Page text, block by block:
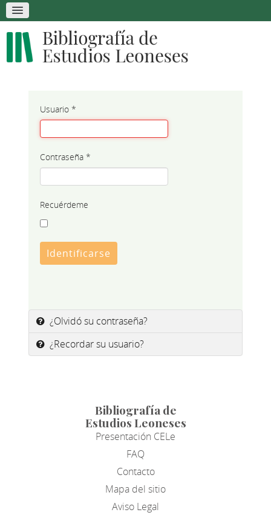
Usuario*
Contraseña*
Recuérdeme
Identificarse
¿Olvidó su contraseña?
¿Recordar su usuario?
Bibliografía de
Estudios Leoneses
Presentación CELe
FAQ
Contacto
Mapa del sitio
Aviso Legal